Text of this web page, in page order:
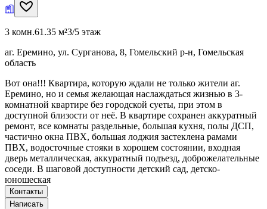
3 комн.61.35 м²3/5 этаж
аг. Еремино, ул. Сурганова, 8, Гомельский р-н, Гомельская
область
Вот она!!! Квартира, которую ждали не только жители аг.
Еремино, но и семья желающая наслаждаться жизнью в 3-
комнатной квартире без городской суеты, при этом в
доступной близости от неё. В квартире сохранен аккуратный
ремонт, все комнаты раздельные, большая кухня, полы ДСП,
частично окна ПВХ, большая лоджия застеклена рамами
ПВХ, водосточные стояки в хорошем состоянии, входная
дверь металлическая, аккуратный подъезд, доброжелательные
соседи. В шаговой доступности детский сад, детско-
юношеская
Контакты
Написать